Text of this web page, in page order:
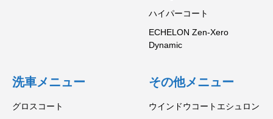
ハイパーコート
ECHELON Zen-Xero
Dynamic
洗車メニュー
グロスコート
その他メニュー
ウインドウコートエシュロン